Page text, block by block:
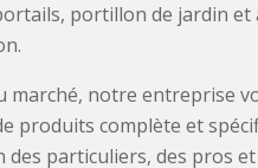
portillon de jardin et
marché, notre entreprise
produits complète et
des particuliers, des pros et